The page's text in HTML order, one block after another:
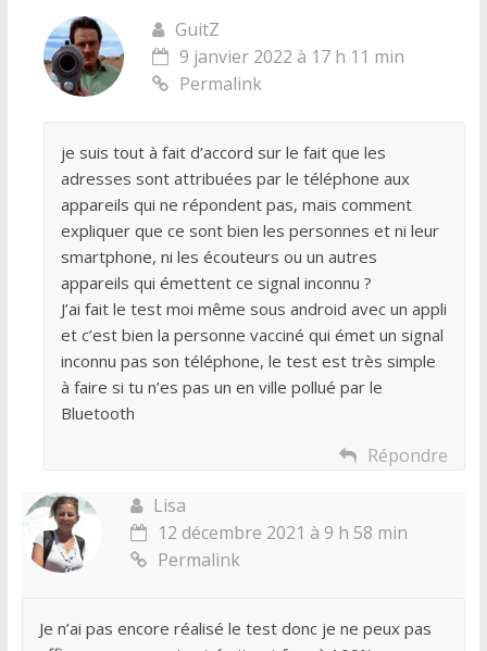
GuitZ
9 janvier 2022 à 17 h 11 min
Permalink
je suis tout à fait d’accord sur le fait que les
adresses sont attribuées par le téléphone aux
appareils qui ne répondent pas, mais comment
expliquer que ce sont bien les personnes et ni leur
smartphone, ni les écouteurs ou un autres
appareils qui émettent ce signal inconnu ?
J’ai fait le test moi même sous android avec un appli
et c’est bien la personne vacciné qui émet un signal
inconnu pas son téléphone, le test est très simple
à faire si tu n’es pas un en ville pollué par le
Bluetooth
Répondre
Lisa
12 décembre 2021 à 9 h 58 min
Permalink
Je n’ai pas encore réalisé le test donc je ne peux pas